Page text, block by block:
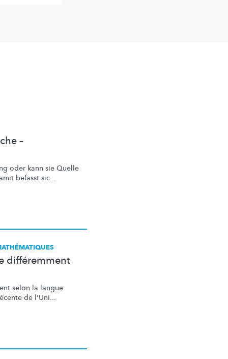
–
oder kann sie Quelle
befasst sic...
différemment
selon la langue
de l'Uni...